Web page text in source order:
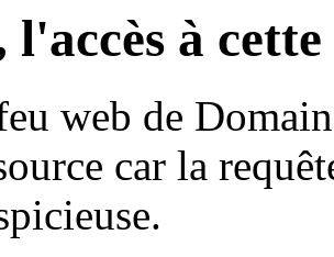
l'accès à
web de
car la